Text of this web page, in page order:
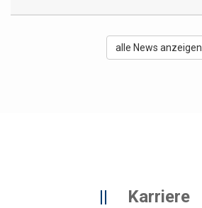
alle News anzeigen
Karriere